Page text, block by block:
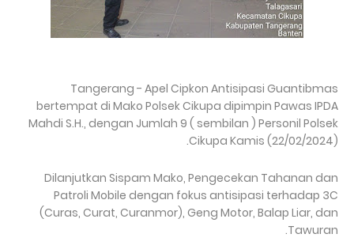
Tangerang - Apel Cipkon Antisipasi Guantibmas
bertempat di Mako Polsek Cikupa dipimpin Pawas IPDA
Mahdi S.H., dengan Jumlah 9 ( sembilan ) Personil Polsek
Cikupa Kamis (22/02/2024).
Dilanjutkan Sispam Mako, Pengecekan Tahanan dan
Patroli Mobile dengan fokus antisipasi terhadap 3C
(Curas, Curat, Curanmor), Geng Motor, Balap Liar, dan
Tawuran.